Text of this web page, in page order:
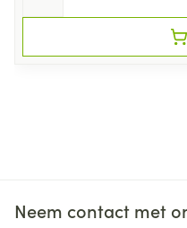
Neem contact met